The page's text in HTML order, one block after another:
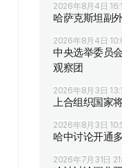
2026年8月4日
哈萨克斯坦副
2026年8月4日
中央选举委员
观察团
2026年8月3日
上合组织国家
2026年8月3日
哈中讨论开通
2026年7月31日